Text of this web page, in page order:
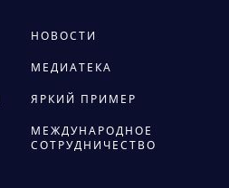
НОВОСТИ
МЕДИАТЕКА
ЯРКИЙ ПРИМЕР
МЕЖДУНАРОДНОЕ
СОТРУДНИЧЕСТВО